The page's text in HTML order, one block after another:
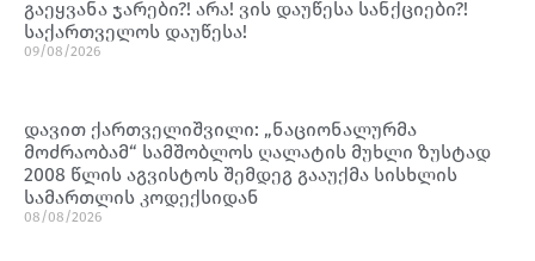
გაეყვანა ჯარები?! არა! ვის დაუწესა სანქციები?!
საქართველოს დაუწესა!
09/08/2026
დავით ქართველიშვილი: „ნაციონალურმა
მოძრაობამ“ სამშობლოს ღალატის მუხლი ზუსტად
2008 წლის აგვისტოს შემდეგ გააუქმა სისხლის
სამართლის კოდექსიდან
08/08/2026